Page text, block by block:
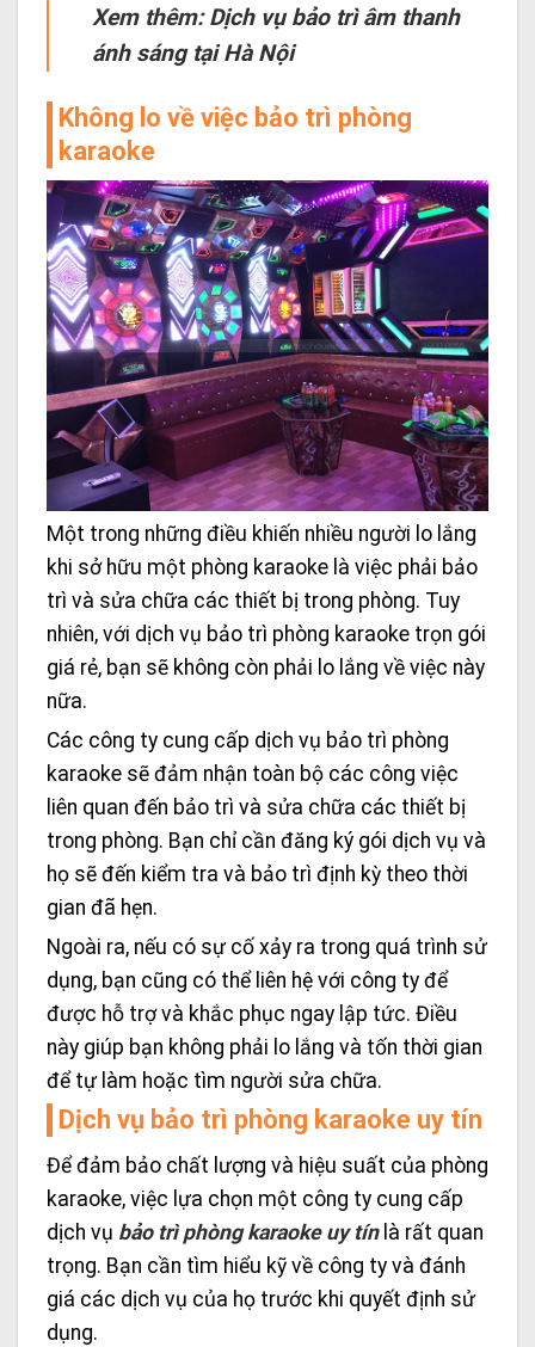
Xem thêm:Dịch vụ bảo trì âm thanh
ánh sáng tại Hà Nội
Không lo về việc bảo trì phòng
karaoke
Một trong những điều khiến nhiều người lo lắng
khi sở hữu một phòng karaoke là việc phải bảo
trì và sửa chữa các thiết bị trong phòng. Tuy
nhiên, với dịch vụ bảo trì phòng karaoke trọn gói
giá rẻ, bạn sẽ không còn phải lo lắng về việc này
nữa.
Các công ty cung cấp dịch vụ bảo trì phòng
karaoke sẽ đảm nhận toàn bộ các công việc
liên quan đến bảo trì và sửa chữa các thiết bị
trong phòng. Bạn chỉ cần đăng ký gói dịch vụ và
họ sẽ đến kiểm tra và bảo trì định kỳ theo thời
gian đã hẹn.
Ngoài ra, nếu có sự cố xảy ra trong quá trình sử
dụng, bạn cũng có thể liên hệ với công ty để
được hỗ trợ và khắc phục ngay lập tức. Điều
này giúp bạn không phải lo lắng và tốn thời gian
để tự làm hoặc tìm người sửa chữa.
Dịch vụ bảo trì phòng karaoke uy tín
Để đảm bảo chất lượng và hiệu suất của phòng
karaoke, việc lựa chọn một công ty cung cấp
dịch vụ bảo trì phòng karaoke uy tínlà rất quan
trọng. Bạn cần tìm hiểu kỹ về công ty và đánh
giá các dịch vụ của họ trước khi quyết định sử
dụng.